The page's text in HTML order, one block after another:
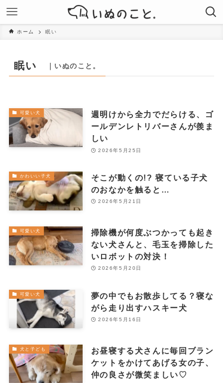
ホーム 眠い
眠い ｜いぬのこと。
可愛い犬
週明けから全力でだらける、ゴ
ールデンレトリバーさんが羨ま
しい
2026年5月25日
かわいい子犬
そこが動くの!? 寝ている子犬
のおなかを触ると…
2026年5月21日
可愛い犬
掃除機が何度ぶつかっても起き
ない犬さんと、毛玉を掃除した
いロボットの対決！
2026年5月20日
可愛い犬
夢の中でもお散歩してる？寝な
がら走り出すハスキー犬
2026年5月16日
犬と子ども
お昼寝する犬さんに毎回ブラン
ケットをかけてあげる女の子、
仲の良さが微笑ましい♡